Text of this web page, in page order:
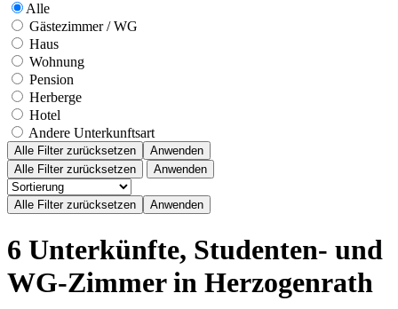
Alle
Gästezimmer / WG
Haus
Wohnung
Pension
Herberge
Hotel
Andere Unterkunftsart
Alle Filter zurücksetzen
Anwenden
Alle Filter zurücksetzen
Anwenden
6 Unterkünfte, Studenten- und
WG-Zimmer in Herzogenrath